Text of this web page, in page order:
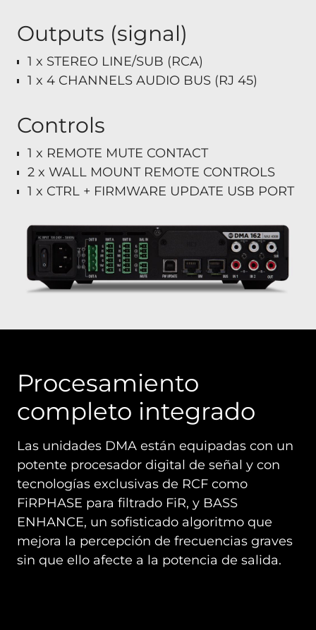
Outputs (signal)
1 x STEREO LINE/SUB (RCA)
1 x 4 CHANNELS AUDIO BUS (RJ 45)
Controls
1 x REMOTE MUTE CONTACT
2 x WALL MOUNT REMOTE CONTROLS
1 x CTRL + FIRMWARE UPDATE USB PORT
Procesamiento
completo integrado
Las unidades DMA están equipadas con un
potente procesador digital de señal y con
tecnologías exclusivas de RCF como
FiRPHASE para filtrado FiR, y BASS
ENHANCE, un sofisticado algoritmo que
mejora la percepción de frecuencias graves
sin que ello afecte a la potencia de salida.